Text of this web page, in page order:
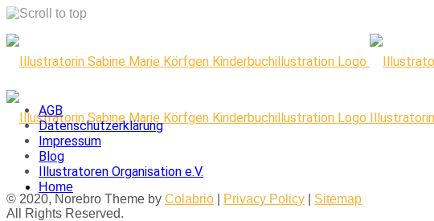
Skip
content
Home
AGB
Datenschutzerklärung
Impressum
Blog
Illustratoren Organisation e.V.
© 2020, Norebro Theme by Colabrio Privacy Policy
Sitemap
All Rights Reserved.